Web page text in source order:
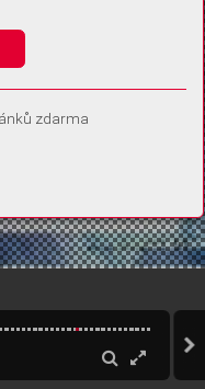
později upravit ve Správě
zdarma